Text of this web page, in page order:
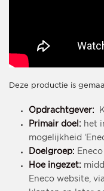
Deze productie is
Opdrachtgever:
Primair doel: het
mogelijkheid
Doelgroep:
Hoe ingezet:
Eneco website,